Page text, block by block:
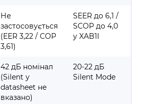
Не
застосовується
(EER 3,22 / COP
3,61)
SEER до 6,1 /
SCOP до 4,0
у XAB1I
42 дБ номінал
(Silent у
datasheet не
вказано)
20-22 дБ
Silent Mode